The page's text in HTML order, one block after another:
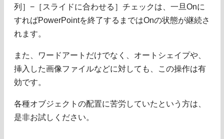
列］−［スライドに合わせる］チェックは、一旦Onに
すればPowerPointを終了するまではOnの状態が継続さ
れます。
また、ワードアートだけでなく、オートシェイプや、
挿入した画像ファイルなどに対しても、この操作は有
効です。
各種オブジェクトの配置に苦労していたという方は、
是非お試しください。